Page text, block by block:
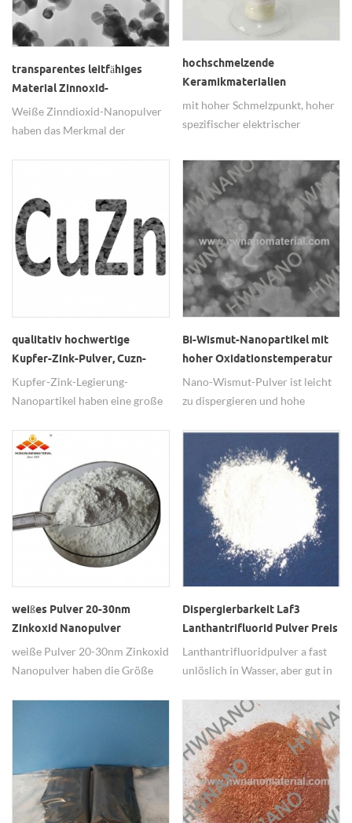
transparentes leitfähiges
Material Zinnoxid-
Nanopulver
Weiße Zinndioxid-Nanopulver
haben das Merkmal der
Kontaktmaterialien.
hochschmelzende
Keramikmaterialien
Zirkonoxid-Nanopulver
mit hoher Schmelzpunkt, hoher
spezifischer elektrischer
Brechungsindex und niedrig
Wärmeausdehnungskoeffizienten
Merkmal, Zirkonoxid
Nanopulver geworden ein
wichtiges keramisches Material
und ein keramisches
Isoliermaterial.
qualitativ hochwertige
Kupfer-Zink-Pulver, Cuzn-
Legierung Nanopartikel Preis
Kupfer-Zink-Legierung-
Nanopartikel haben eine große
und Katalysator weit verbreitet.
Bi-Wismut-Nanopartikel mit
hoher Oxidationstemperatur
Nano-Wismut-Pulver ist leicht
zu dispergieren und hohe
und vor allem in der
Metallurgie-Industrie,
Schmieröl-Additiv und
magnetische Materialien
verwendet.
weißes Pulver 20-30nm
Zinkoxid Nanopulver
weiße Pulver 20-30nm Zinkoxid
Nanopulver haben die Größe
Dispergierbarkeit Laf3
Lanthantrifluorid Pulver Preis
Lanthantrifluoridpulver a fast
unlöslich in Wasser, aber gut in